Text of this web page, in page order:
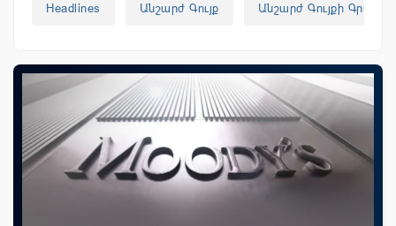
Headlines Անշարժ Գույք Անշարժ Գույքի